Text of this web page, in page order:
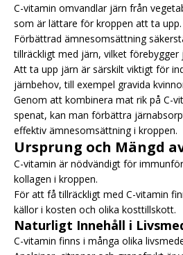
C-vitamin omvandlar järn från
som är lättare för kroppen att ta upp.
Förbättrad ämnesomsättning
tillräckligt med järn, vilket förebygger
Att ta upp järn är särskilt viktigt för
järnbehov, till exempel gravida
Genom att kombinera mat rik på C-
spenat, kan man förbättra
effektiv ämnesomsättning i kroppen.
Ursprung och Mängd
C-vitamin är nödvändigt för
kollagen i kroppen.
För att få tillräckligt med C-vitamin
källor i kosten och olika kosttillskott.
Naturligt Innehåll i
C-vitamin finns i många olika